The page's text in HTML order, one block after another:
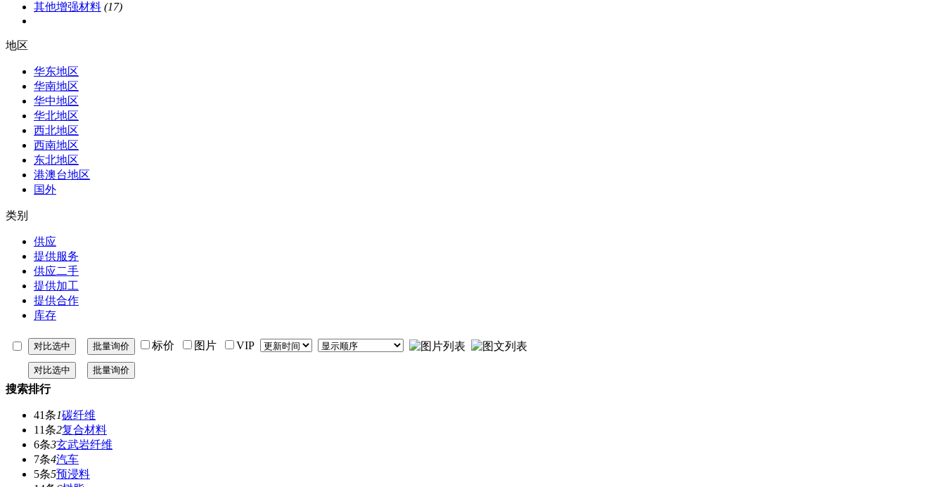
其他增强材料 (17)
地区
华东地区
华南地区
华中地区
华北地区
西北地区
西南地区
东北地区
港澳台地区
国外
类别
供应
提供服务
供应二手
提供加工
提供合作
库存
标价 图片 VIP
搜索排行
41条1碳纤维
11条2复合材料
6条3玄武岩纤维
7条4汽车
5条5预浸料